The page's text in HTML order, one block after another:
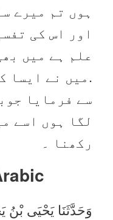
ہوں تم میرے
اور اس کی
علم ہے میں
.میں نے ایسا
سے فرمایا
لگا ہوں اسے
رکھنا ۔
وَحَدَّثَنَا يَحْيَى بْنُ